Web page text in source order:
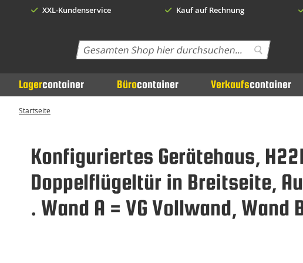
XXL-Kundenservice Kauf auf Rechnung
Search
Lagercontainer Bürocontainer Verkaufscontainer
Startseite
Konfiguriertes Gerätehaus,
Doppelflügeltür in Breitseite,
. Wand A = VG Vollwand, Wand